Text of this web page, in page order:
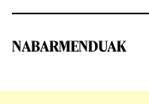
NABARMENDUAK